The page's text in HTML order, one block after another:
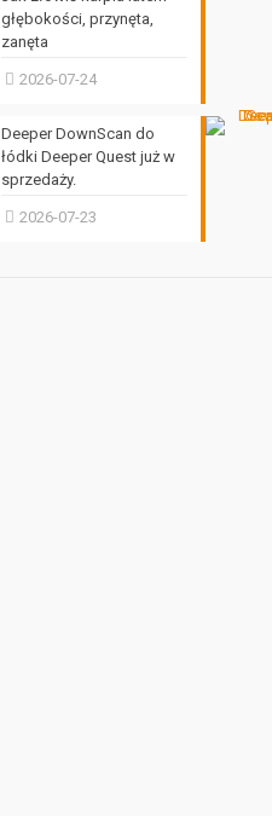
głębokości, przynęta,
zanęta
2026-07-24
Deeper DownScan do
łódki Deeper Quest już w
sprzedaży.
2026-07-23